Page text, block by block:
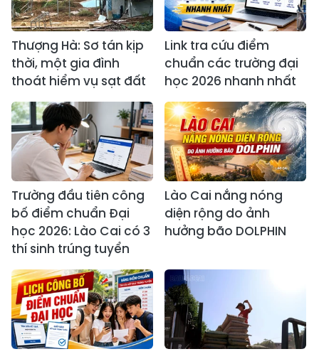
Thượng Hà: Sơ tán kịp
thời, một gia đình
thoát hiểm vụ sạt đất
Link tra cứu điểm
chuẩn các trường đại
học 2026 nhanh nhất
Trường đầu tiên công
bố điểm chuẩn Đại
học 2026: Lào Cai có 3
thí sinh trúng tuyển
Lào Cai nắng nóng
diện rộng do ảnh
hưởng bão DOLPHIN